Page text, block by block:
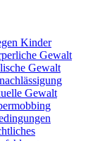
Kinder
Gewalt
Gewalt
Gewalt